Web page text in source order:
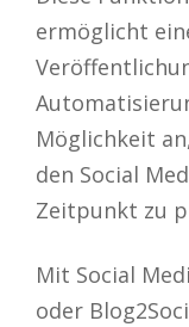
ermöglicht
Möglichkeit
den Social
Zeitpunkt zu
Mit Social
oder